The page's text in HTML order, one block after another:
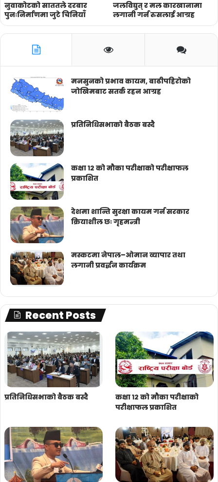
नुवाकोटको साततले दरबार
पुनःनिर्माणमा जुटे चिनियाँ
जलविद्युत् र मल कारखानामा
लगानी गर्न रुसलाई आग्रह
मनसुनको प्रभाव कायम, बाढीपहिरोको
जोखिमबाट सतर्क रहन आग्रह
प्रतिनिधिसभाको बैठक बस्दै
कक्षा १२ को मौका परीक्षाको परीक्षाफल
प्रकाशित
देशमा शान्ति सुरक्षा कायम गर्न सरकार
क्रियाशील छः गृहमन्त्री
मस्कटमा नेपाल–ओमान व्यापार तथा
लगानी प्रवर्द्धन कार्यक्रम
Recent Posts
प्रतिनिधिसभाको बैठक बस्दै
कक्षा १२ को मौका परीक्षाको
परीक्षाफल प्रकाशित